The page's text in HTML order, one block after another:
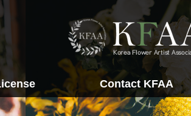
Contact KFAA
KFAA Korea